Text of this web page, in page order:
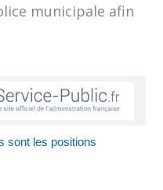
municipale afin
sont les positions